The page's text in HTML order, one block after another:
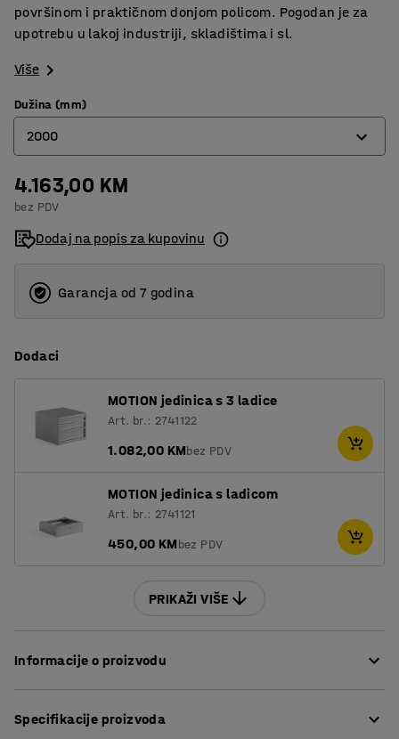
površinom i praktičnom donjom policom. Pogodan je za
upotrebu u lakoj industriji, skladištima i sl.
Više
Dužina (mm)
2000
1200
1500
2000
4.163,00 KM
bez PDV
Dodaj na popis za kupovinu
Garancja od 7 godina
Dodaci
MOTION jedinica s 3 ladice
Art. br.: 2741122
1.082,00 KMbez PDV
MOTION jedinica s ladicom
Art. br.: 2741121
450,00 KMbez PDV
PRIKAŽI VIŠE
Informacije o proizvodu
radni položaj prema potrebi. To je vrlo praktično rješenje
Specifikacije proizvoda